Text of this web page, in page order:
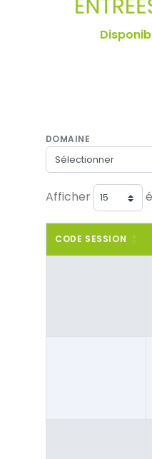
DOMAINE
Afficher
CODE SESSION